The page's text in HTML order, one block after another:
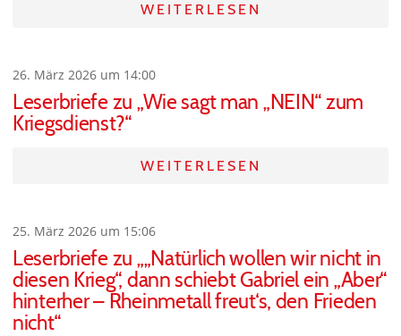
WEITERLESEN
26. März 2026 um 14:00
Leserbriefe zu „Wie sagt man „NEIN“ zum
Kriegsdienst?“
WEITERLESEN
25. März 2026 um 15:06
Leserbriefe zu „„Natürlich wollen wir nicht in
diesen Krieg“, dann schiebt Gabriel ein „Aber“
hinterher – Rheinmetall freut‘s, den Frieden
nicht“